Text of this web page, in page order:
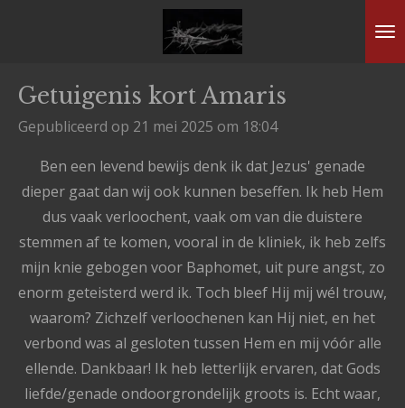
de
hoofdinhoud
Getuigenis kort Amaris
Gepubliceerd op 21 mei 2025 om 18:04
Ben een levend bewijs denk ik dat Jezus' genade
dieper gaat dan wij ook kunnen beseffen. Ik heb Hem
dus vaak verloochent, vaak om van die duistere
stemmen af te komen, vooral in de kliniek, ik heb zelfs
mijn knie gebogen voor Baphomet, uit pure angst, zo
enorm geteisterd werd ik. Toch bleef Hij mij wél trouw,
waarom? Zichzelf verloochenen kan Hij niet, en het
verbond was al gesloten tussen Hem en mij vóór alle
ellende. Dankbaar! Ik heb letterlijk ervaren, dat Gods
liefde/genade ondoorgrondelijk groots is. Echt waar,